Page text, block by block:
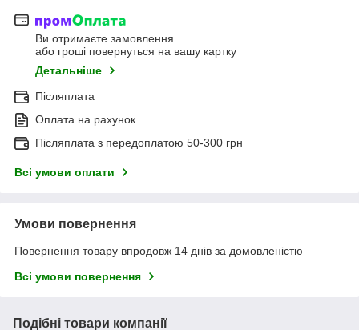
Ви отримаєте замовлення
або гроші повернуться на вашу картку
Детальніше
Післяплата
Оплата на рахунок
Післяплата з передоплатою 50-300 грн
Всі умови оплати
Умови повернення
Повернення товару впродовж 14 днів за домовленістю
Всі умови повернення
Подібні товари компанії